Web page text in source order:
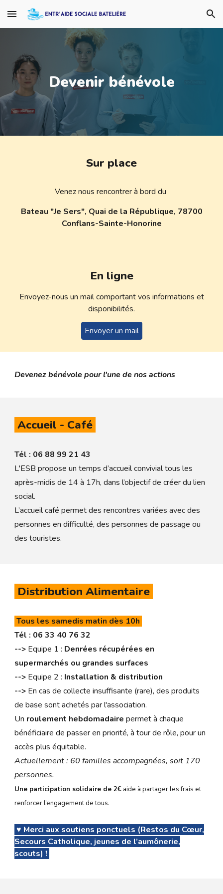
Skip to main content Skip to navigation
Devenir bénévole
Sur place
Venez nous rencontrerà bord du
Bateau "Je Sers", Quai de la République, 78700
Conflans-Sainte-Honorine
En ligne
Envoyez-nous un mail comportant vos informations et
disponibilités.
Envoyer un mail
Devenez bénévole pour l'une de nos actions
Accueil - Café
Tél : 06 88 99 21 43
L'ESB propose un temps d’accueil convivial tous les
après-midis de 14 à 17h, dans l’objectif de créer du lien
social.
L’accueil café permet des rencontres variées avec des
personnes en difficulté, des personnes de passage ou
des touristes.
Distribution Alimentaire
Tous les samedis matin dès 10h
Tél : 06 33 40 76 32
--> Equipe 1 : Denrées récupérées en
supermarchés ou grandes surfaces
--> Equipe 2 : Installation & distribution
--> En cas de collecte insuffisante (rare), des produits
de base sont achetés par l'association.
Un roulement hebdomadaire permet à chaque
bénéficiaire de passer en priorité, à tour de rôle, pour un
accès plus équitable.
Actuellement : 60familles accompagnées, soit 170
personnes.
Une participation solidaire de 2€ aide à partager les frais et
renforcer l’engagement de tous.
♥️ Merci aux soutiens ponctuels (Restos du Cœur,
Secours Catholique, jeunes de l’aumônerie,
scouts) !